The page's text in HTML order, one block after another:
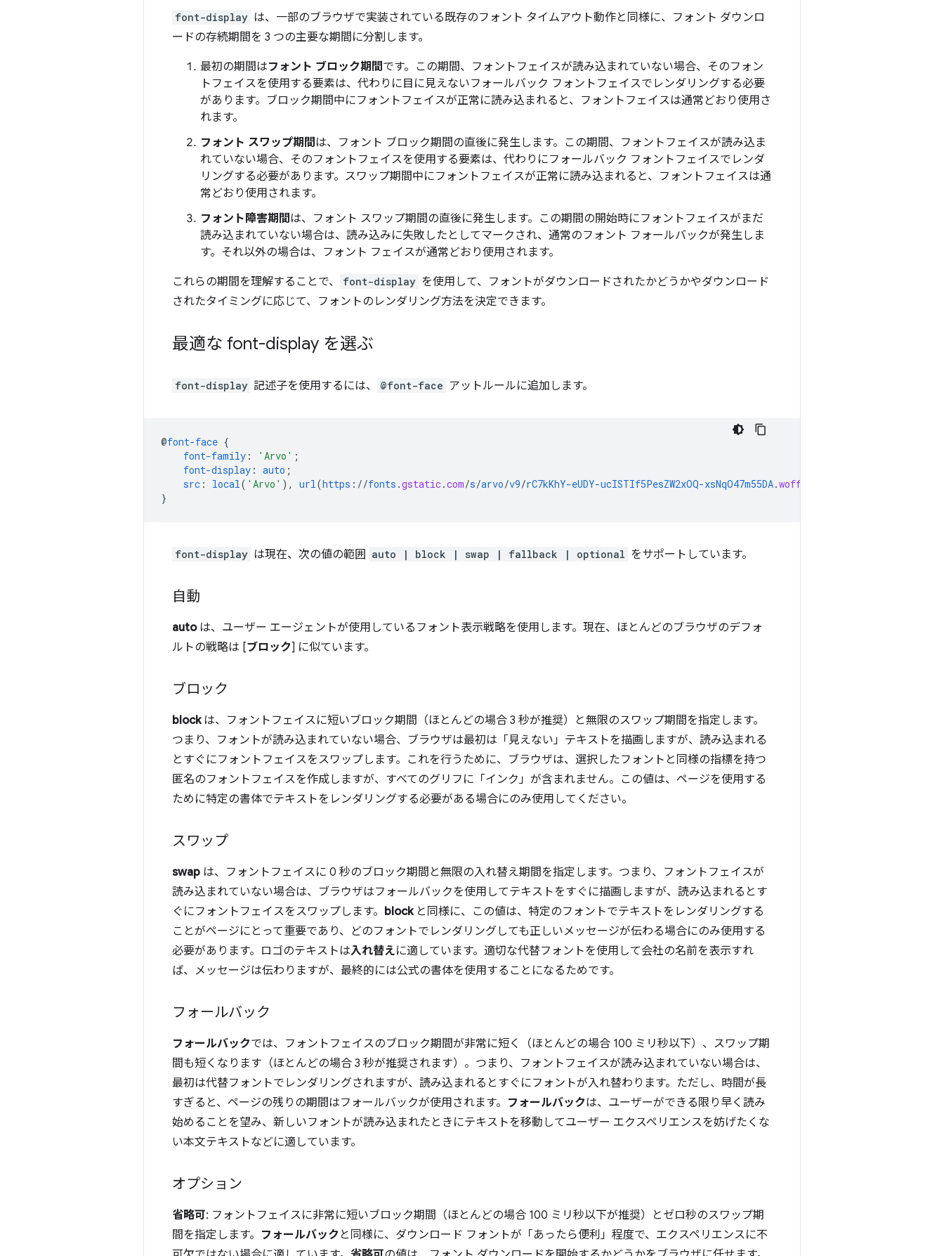
font-display は、一部のブラウザで実装されている既存のフォント タイムアウト動作と同様に、フォント ダウンロ
ードの存続期間を 3 つの主要な期間に分割します。
最初の期間はフォント ブロック期間です。この期間、フォントフェイスが読み込まれていない場合、そのフォン
トフェイスを使用する要素は、代わりに目に見えないフォールバック フォントフェイスでレンダリングする必要
があります。ブロック期間中にフォントフェイスが正常に読み込まれると、フォントフェイスは通常どおり使用さ
れます。
フォント スワップ期間は、フォント ブロック期間の直後に発生します。この期間、フォントフェイスが読み込ま
れていない場合、そのフォントフェイスを使用する要素は、代わりにフォールバック フォントフェイスでレンダ
リングする必要があります。スワップ期間中にフォントフェイスが正常に読み込まれると、フォントフェイスは通
常どおり使用されます。
フォント障害期間は、フォント スワップ期間の直後に発生します。この期間の開始時にフォントフェイスがまだ
読み込まれていない場合は、読み込みに失敗したとしてマークされ、通常のフォント フォールバックが発生しま
す。それ以外の場合は、フォント フェイスが通常どおり使用されます。
これらの期間を理解することで、 font-display を使用して、フォントがダウンロードされたかどうかやダウンロード
されたタイミングに応じて、フォントのレンダリング方法を決定できます。
最適な font-display を選ぶ
font-display 記述子を使用するには、 @font-face アットルールに追加します。
@font-face {
font-family : 'Arvo' ;
font-display : auto ;
src : local( 'Arvo' ), url(https ://fonts .gstatic.com/s/arvo/v9/rC7kKhY-eUDY-ucISTIf5PesZW2xOQ-xsNqO47m55DA.woff2
}
font-display は現在、次の値の範囲 auto | block | swap | fallback | optional をサポートしています。
自動
autoは、ユーザー エージェントが使用しているフォント表示戦略を使用します。現在、ほとんどのブラウザのデフォ
ルトの戦略は [ブロック] に似ています。
ブロック
blockは、フォントフェイスに短いブロック期間（ほとんどの場合 3 秒が推奨）と無限のスワップ期間を指定します。
つまり、フォントが読み込まれていない場合、ブラウザは最初は「見えない」テキストを描画しますが、読み込まれる
とすぐにフォントフェイスをスワップします。これを行うために、ブラウザは、選択したフォントと同様の指標を持つ
匿名のフォントフェイスを作成しますが、すべてのグリフに「インク」が含まれません。この値は、ページを使用する
ために特定の書体でテキストをレンダリングする必要がある場合にのみ使用してください。
スワップ
swap は、フォントフェイスに 0 秒のブロック期間と無限の入れ替え期間を指定します。つまり、フォントフェイスが
読み込まれていない場合は、ブラウザはフォールバックを使用してテキストをすぐに描画しますが、読み込まれるとす
ぐにフォントフェイスをスワップします。 blockと同様に、この値は、特定のフォントでテキストをレンダリングする
ことがページにとって重要であり、どのフォントでレンダリングしても正しいメッセージが伝わる場合にのみ使用する
必要があります。ロゴのテキストは入れ替えに適しています。適切な代替フォントを使用して会社の名前を表示すれ
ば、メッセージは伝わりますが、最終的には公式の書体を使用することになるためです。
フォールバック
フォールバックでは、フォントフェイスのブロック期間が非常に短く（ほとんどの場合 100 ミリ秒以下）、スワップ期
間も短くなります（ほとんどの場合 3 秒が推奨されます）。つまり、フォントフェイスが読み込まれていない場合は、
最初は代替フォントでレンダリングされますが、読み込まれるとすぐにフォントが入れ替わります。ただし、時間が長
すぎると、ページの残りの期間はフォールバックが使用されます。 フォールバックは、ユーザーができる限り早く読み
始めることを望み、新しいフォントが読み込まれたときにテキストを移動してユーザー エクスペリエンスを妨げたくな
い本文テキストなどに適しています。
オプション
省略可: フォントフェイスに非常に短いブロック期間（ほとんどの場合 100 ミリ秒以下が推奨）とゼロ秒のスワップ期
間を指定します。 フォールバック と同様に、ダウンロード フォントが「あったら便利」程度で、エクスペリエンスに不